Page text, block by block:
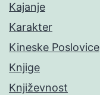
Kajanje
Karakter
Kineske Poslovice
Knjige
Književnost